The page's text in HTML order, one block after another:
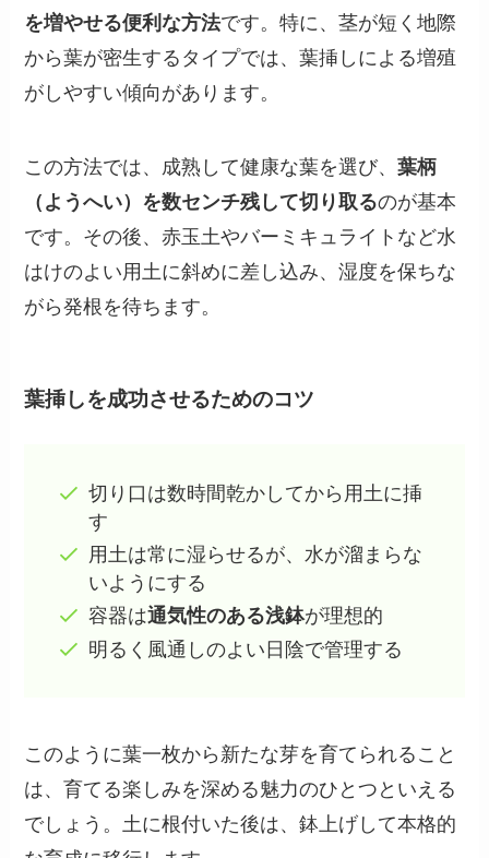
を増やせる便利な方法です。特に、茎が短く地際
から葉が密生するタイプでは、葉挿しによる増殖
がしやすい傾向があります。
この方法では、成熟して健康な葉を選び、葉柄
（ようへい）を数センチ残して切り取るのが基本
です。その後、赤玉土やバーミキュライトなど水
はけのよい用土に斜めに差し込み、湿度を保ちな
がら発根を待ちます。
葉挿しを成功させるためのコツ
切り口は数時間乾かしてから用土に挿
す
用土は常に湿らせるが、水が溜まらな
いようにする
容器は通気性のある浅鉢が理想的
明るく風通しのよい日陰で管理する
このように葉一枚から新たな芽を育てられること
は、育てる楽しみを深める魅力のひとつといえる
でしょう。土に根付いた後は、鉢上げして本格的